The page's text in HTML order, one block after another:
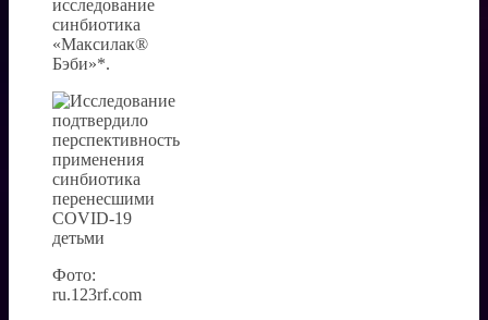
исследование
синбиотика
«Максилак®
Бэби»*.
Фото:
ru.123rf.com